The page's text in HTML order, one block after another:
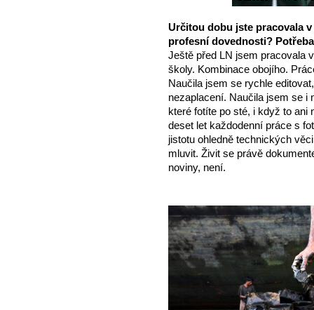
Určitou dobu jste pracovala
profesní dovednosti?
Ještě před LN jsem pracovala
školy. Kombinace obojího.
Naučila jsem se rychle
nezaplacení. Naučila jsem se i
které fotíte po sté, i když to ani
deset let každodenní práce s
jistotu ohledně technických
mluvit. Živit se právě
noviny, není.